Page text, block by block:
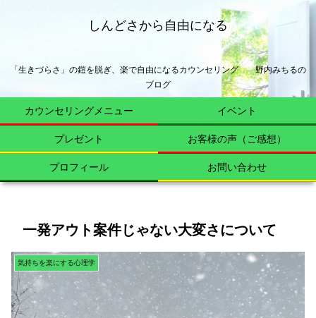
しんどさから自由になる
「生きづらさ」の鎧を脱ぎ、楽で自由になるカウンセリング 野内みちるの
ブログ
カウンセリングメニュー イベント
プレゼント お客様の声（ご感想）
プロフィール お問い合わせ
一発アウト案件じゃない大変さについて
気持ちを楽にする心理学